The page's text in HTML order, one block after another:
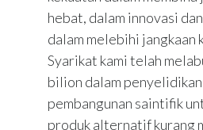
hebat, dalam innovasi
dalam melebihi jangkaan
Syarikat kami telah
bilion dalam penyelidikan
pembangunan saintifik
produk alternatif kurang